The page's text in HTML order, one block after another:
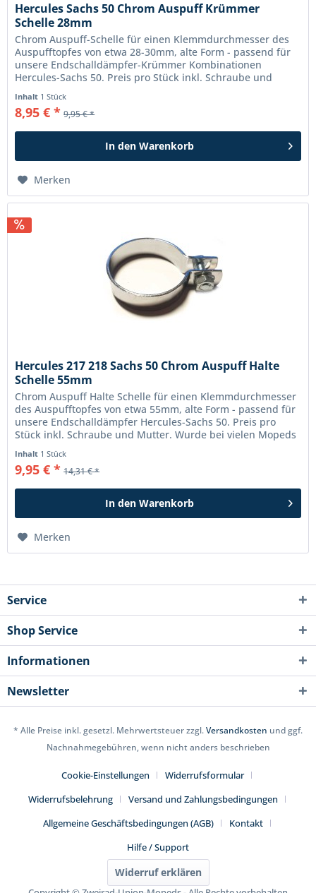
Hercules Sachs 50 Chrom Auspuff Krümmer
Schelle 28mm
Chrom Auspuff-Schelle für einen Klemmdurchmesser des
Auspufftopfes von etwa 28-30mm, alte Form - passend für
unsere Endschalldämpfer-Krümmer Kombinationen
Hercules-Sachs 50. Preis pro Stück inkl. Schraube und
Inhalt 1 Stück
8,95 € * 9,95 € *
In den Warenkorb
Merken
Hercules 217 218 Sachs 50 Chrom Auspuff Halte
Schelle 55mm
Chrom Auspuff Halte Schelle für einen Klemmdurchmesser
des Auspufftopfes von etwa 55mm, alte Form - passend für
unsere Endschalldämpfer Hercules-Sachs 50. Preis pro
Stück inkl. Schraube und Mutter. Wurde bei vielen Mopeds
Inhalt 1 Stück
9,95 € * 14,31 € *
In den Warenkorb
Merken
Service
Shop Service
Informationen
Newsletter
* Alle Preise inkl. gesetzl. Mehrwertsteuer zzgl.Versandkosten und ggf.
Nachnahmegebühren, wenn nicht anders beschrieben
Cookie-Einstellungen
Widerrufsformular
Widerrufsbelehrung
Versand und Zahlungsbedingungen
Allgemeine Geschäftsbedingungen (AGB)
Kontakt
Hilfe / Support
Widerruf erklären